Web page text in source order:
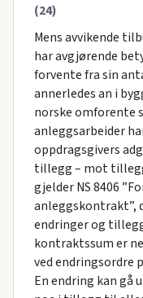
(24)
Mens avvikende
har avgjørende
forvente fra sin
annerledes an i
norske omforente
anleggsarbeider
oppdragsgivers
tillegg – mot
gjelder NS 8406
anleggskontrakt”,
endringer og
kontraktssum er
ved endringsordre
En endring kan gå